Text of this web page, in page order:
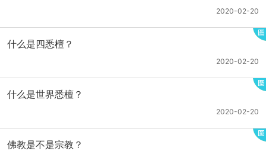
2020-02-20
什么是四悉檀？
2020-02-20
什么是世界悉檀？
2020-02-20
佛教是不是宗教？